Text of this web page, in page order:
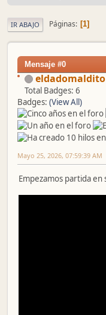
IR ABAJO Páginas 1
Mensaje #0
eldadomaldito
Total Badges: 6
Badges: (View All)
Mayo 25, 2026, 07:59:39 AM
Empezamos partida